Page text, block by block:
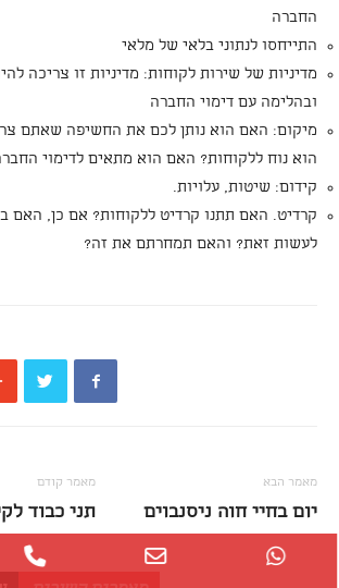
החברה
התייחסו לנתוני בלאי של מלאי
מדיניות של שירות לקוחות: מדיניות זו צריכה
ובהלימה עם דימוי החברה
מיקום: האם הוא נותן לכם את החשיפה שאתם
הוא נוח ללקוחות? האם הוא מתאים לדימוי
קידום: שיטות, עלויות.
קרדיט. האם תתנו קרדיט ללקוחות? אם כן, האם
לעשות זאת? והאם תמחרתם את זה?
מאמר קודם
תני כבוד
מאמר הבא
יום בחיי חוה ניסנבוים